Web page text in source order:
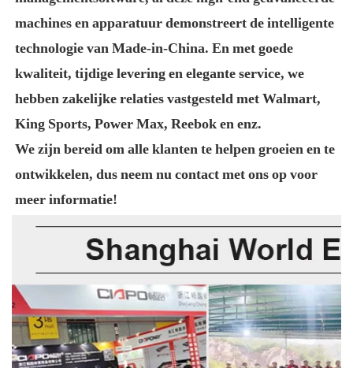
machines en apparatuur demonstreert de intelligente
technologie van Made-in-China. En met goede
kwaliteit, tijdige levering en elegante service, we
hebben zakelijke relaties vastgesteld met Walmart,
King Sports, Power Max, Reebok en enz.
We zijn bereid om alle klanten te helpen groeien en te
ontwikkelen, dus neem nu contact met ons op voor